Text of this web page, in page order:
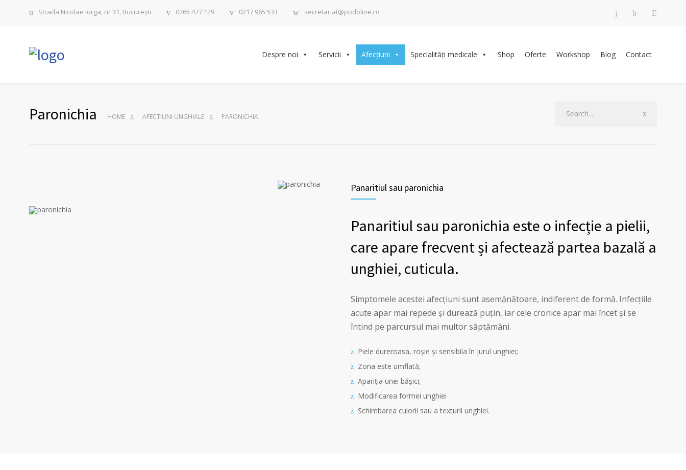
Strada Nicolae Iorga, nr 31, București 0765 477 129 0217 965 533 secretariat@podoline.ro
Despre noi Servicii Afecțiuni Specialități medicale Shop Oferte Workshop Blog Contact
Paronichia HOME AFECTIUNI UNGHIALE PARONICHIA
Panaritiul sau paronichia
Panaritiul sau paronichia este o infecție a pielii,
care apare frecvent și afectează partea bazală a
unghiei, cuticula.
Simptomele acestei afecțiuni sunt asemănătoare, indiferent de formă. Infecțiile
acute apar mai repede și durează puțin, iar cele cronice apar mai încet și se
întind pe parcursul mai multor săptămâni.
Piele dureroasa, roșie și sensibila în jurul unghiei;
Zona este umflată;
Apariția unei bășici;
Modificarea formei unghiei
Schimbarea culorii sau a texturii unghiei.